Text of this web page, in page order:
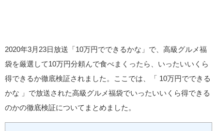
2020年3月23日放送「10万円でできるかな」で、高級グルメ福
袋を厳選して10万円分頼んで食べまくったら、いったいいくら
得できるか徹底検証されました。ここでは、「 10万円でできる
かな 」で放送された高級グルメ福袋でいったいいくら得できる
のかの徹底検証についてまとめました。